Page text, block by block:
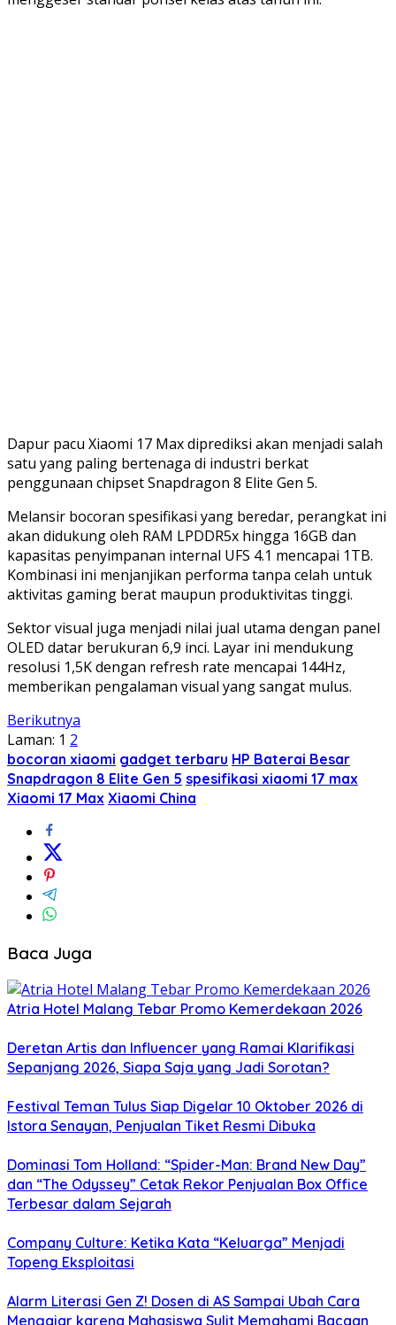
Dapur pacu Xiaomi 17 Max diprediksi akan menjadi salah
satu yang paling bertenaga di industri berkat
penggunaan chipset Snapdragon 8 Elite Gen 5.
Melansir bocoran spesifikasi yang beredar, perangkat ini
akan didukung oleh RAM LPDDR5x hingga 16GB dan
kapasitas penyimpanan internal UFS 4.1 mencapai 1TB.
Kombinasi ini menjanjikan performa tanpa celah untuk
aktivitas gaming berat maupun produktivitas tinggi.
Sektor visual juga menjadi nilai jual utama dengan panel
OLED datar berukuran 6,9 inci. Layar ini mendukung
resolusi 1,5K dengan refresh rate mencapai 144Hz,
memberikan pengalaman visual yang sangat mulus.
Berikutnya
Laman: 1 2
bocoran xiaomi gadget terbaru HP Baterai Besar
Snapdragon 8 Elite Gen 5 spesifikasi xiaomi 17 max
Xiaomi 17 Max Xiaomi China
Baca Juga
Atria Hotel Malang Tebar Promo Kemerdekaan 2026
Deretan Artis dan Influencer yang Ramai Klarifikasi
Sepanjang 2026, Siapa Saja yang Jadi Sorotan?
Festival Teman Tulus Siap Digelar 10 Oktober 2026 di
Istora Senayan, Penjualan Tiket Resmi Dibuka
Dominasi Tom Holland: “Spider-Man: Brand New Day”
dan “The Odyssey” Cetak Rekor Penjualan Box Office
Terbesar dalam Sejarah
Company Culture: Ketika Kata “Keluarga” Menjadi
Topeng Eksploitasi
Alarm Literasi Gen Z! Dosen di AS Sampai Ubah Cara
Mengajar karena Mahasiswa Sulit Memahami Bacaan